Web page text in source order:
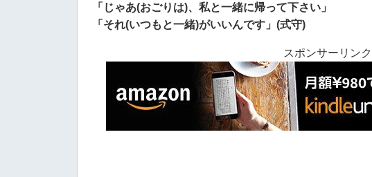
「じゃあ(おごりは)、私と一緒に帰って下さい」
「それ(いつもと一緒)がいいんです」(式守)
スポンサーリンク